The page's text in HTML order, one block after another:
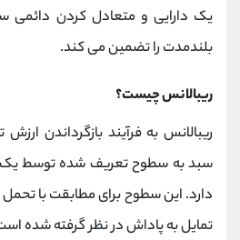
یک دارایی و متعادل کردن دائمی
بلندمدت را تضمین می کند.
ریبالانس چیست؟
ریبالانس به فرآیند بازگرداندن
سبد به سطوح تعریف شده توسط
دارد. این سطوح برای مطابقت با تحمل
تمایل به پاداش در نظر گرفته شده